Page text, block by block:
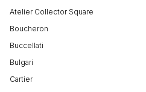
Atelier Collector Square
Boucheron
Buccellati
Bulgari
Cartier